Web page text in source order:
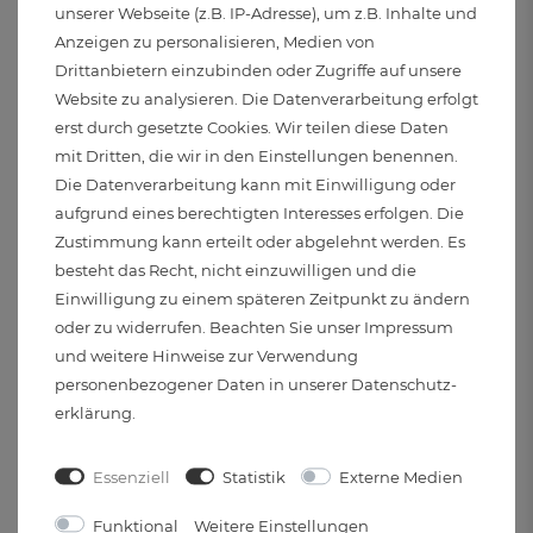
Lampe 3W warmweiß
Sofort Lieferbar
89,95 €
3W
Zum Anschluss von Beleuchtungen im Außenbereich wie dem
unserer Webseite (z.B. IP-Adresse), um z.B. Inhalte und
Anzeigen zu personalisieren, Medien von
Drittanbietern einzubinden oder Zugriffe auf unsere
Website zu analysieren. Die Datenverarbeitung erfolgt
erst durch gesetzte Cookies. Wir teilen diese Daten
mit Dritten, die wir in den Einstellungen benennen.
Die Datenverarbeitung kann mit Einwilligung oder
aufgrund eines berechtigten Interesses erfolgen. Die
Zustimmung kann erteilt oder abgelehnt werden. Es
besteht das Recht, nicht einzuwilligen und die
Einwilligung zu einem späteren Zeitpunkt zu ändern
oder zu widerrufen. Beachten Sie unser Impressum
und weitere Hinweise zur Verwendung
personenbezogener Daten in unserer Daten­schutz­
erklärung.
Essenziell Statistik Externe Medien
Funktional Weitere Einstellungen